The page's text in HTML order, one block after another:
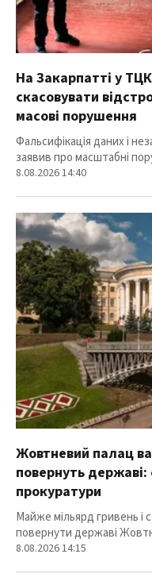
На Закарпатті у
скасовувати
масові порушення
Фальсифікація даних і
заявив про масштабні
8.08.2026 14:40
Жовтневий палац
повернуть
прокуратури
Майже мільярд гривень і
повернути державі
8.08.2026 14:15